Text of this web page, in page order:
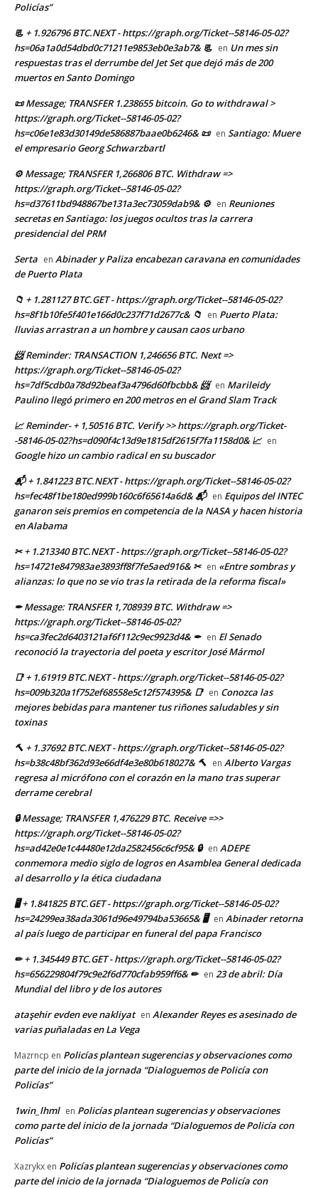
Policías”
📃 + 1.926796 BTC.NEXT - https://graph.org/Ticket--58146-05-02?
hs=06a1a0d54dbd0c71211e9853eb0e3ab7& 📃 en Un mes sin
respuestas tras el derrumbe del Jet Set que dejó más de 200
muertos en Santo Domingo
📜 Message; TRANSFER 1.238655 bitcoin. Go to withdrawal >
https://graph.org/Ticket--58146-05-02?
hs=c06e1e83d30149de586887baae0b6246& 📜 en Santiago: Muere
el empresario Georg Schwarzbartl
⚙ Message; TRANSFER 1,266806 BTC. Withdraw =>
https://graph.org/Ticket--58146-05-02?
hs=d37611bd948867be131a3ec73059dab9& ⚙ en Reuniones
secretas en Santiago: los juegos ocultos tras la carrera
presidencial del PRM
Serta en Abinader y Paliza encabezan caravana en comunidades
de Puerto Plata
📁 + 1.281127 BTC.GET - https://graph.org/Ticket--58146-05-02?
hs=8f1b10fe5f401e166d0c237f71d2677c& 📁 en Puerto Plata:
lluvias arrastran a un hombre y causan caos urbano
📨 Reminder: TRANSACTION 1,246656 BTC. Next =>
https://graph.org/Ticket--58146-05-02?
hs=7df5cdb0a78d92beaf3a4796d60fbcbb& 📨 en Marileidy
Paulino llegó primero en 200 metros en el Grand Slam Track
📈 Reminder- + 1,50516 BTC. Verify >> https://graph.org/Ticket-
-58146-05-02?hs=d090f4c13d9e1815df2615f7fa1158d0& 📈 en
Google hizo un cambio radical en su buscador
📬 + 1.841223 BTC.NEXT - https://graph.org/Ticket--58146-05-02?
hs=fec48f1be180ed999b160c6f65614a6d& 📬 en Equipos del INTEC
ganaron seis premios en competencia de la NASA y hacen historia
en Alabama
✂ + 1.213340 BTC.NEXT - https://graph.org/Ticket--58146-05-02?
hs=14721e847983ae3893ff8f7fe5aed916& ✂ en «Entre sombras y
alianzas: lo que no se vio tras la retirada de la reforma fiscal»
✒ Message: TRANSFER 1,708939 BTC. Withdraw =>
https://graph.org/Ticket--58146-05-02?
hs=ca3fec2d6403121af6f112c9ec9923d4& ✒ en El Senado
reconoció la trayectoria del poeta y escritor José Mármol
📑 + 1.61919 BTC.NEXT - https://graph.org/Ticket--58146-05-02?
hs=009b320a1f752ef68558e5c12f574395& 📑 en Conozca las
mejores bebidas para mantener tus riñones saludables y sin
toxinas
🔨 + 1.37692 BTC.NEXT - https://graph.org/Ticket--58146-05-02?
hs=b38c48bf362d93e66df4e3e80b618027& 🔨 en Alberto Vargas
regresa al micrófono con el corazón en la mano tras superar
derrame cerebral
🔒 Message; TRANSFER 1,476229 BTC. Receive =>>
https://graph.org/Ticket--58146-05-02?
hs=ad42e0e1c44480e12da2582456c6cf95& 🔒 en ADEPE
conmemora medio siglo de logros en Asamblea General dedicada
al desarrollo y la ética ciudadana
🖥 + 1.841825 BTC.GET - https://graph.org/Ticket--58146-05-02?
hs=24299ea38ada3061d96e49794ba53665& 🖥 en Abinader retorna
al país luego de participar en funeral del papa Francisco
✏ + 1.345449 BTC.GET - https://graph.org/Ticket--58146-05-02?
hs=656229804f79c9e2f6d770cfab959ff6& ✏ en 23 de abril: Día
Mundial del libro y de los autores
ataşehir evden eve nakliyat en Alexander Reyes es asesinado de
varias puñaladas en La Vega
Mazrncp en Policías plantean sugerencias y observaciones como
parte del inicio de la jornada “Dialoguemos de Policía con
Policías”
1win_lhml en Policías plantean sugerencias y observaciones
como parte del inicio de la jornada “Dialoguemos de Policía con
Policías”
Xazrykx en Policías plantean sugerencias y observaciones como
parte del inicio de la jornada “Dialoguemos de Policía con